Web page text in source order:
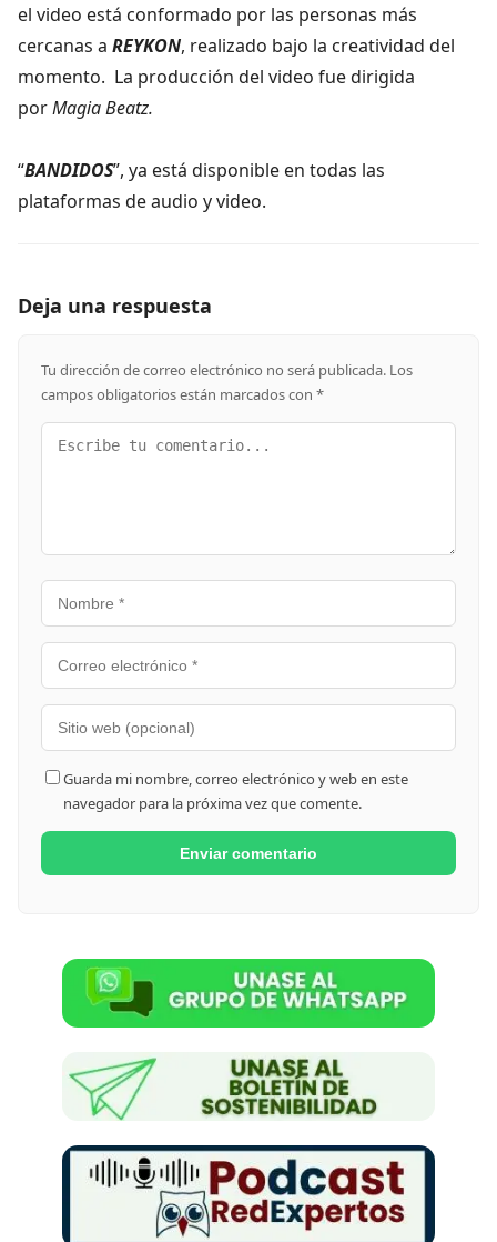
el video está conformado por las personas más
cercanas a REYKON, realizado bajo la creatividad del
momento. La producción del video fue dirigida
porMagia Beatz.
“BANDIDOS”, ya está disponible en todas las
plataformas de audio y video.
Deja una respuesta
Tu dirección de correo electrónico no será publicada. Los
campos obligatorios están marcados con *
Guarda mi nombre, correo electrónico y web en este
navegador para la próxima vez que comente.